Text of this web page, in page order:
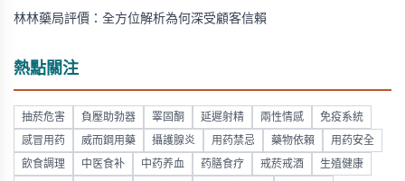
林林藥局評價：全方位解析為何深受顧客信賴
熱點關注
抽菸危害 負壓助勃器 睪固酮 延遲射精 兩性情感 免疫系統
感冒用药 威而鋼用藥 攝護腺炎 用药禁忌 藥物依賴 用药安全
飲食調理 中医食补 中药养血 药膳食疗 戒菸戒酒 生殖健康